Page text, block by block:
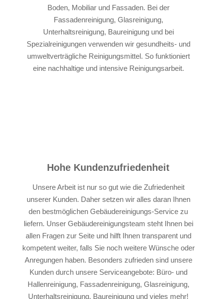
Boden, Mobiliar und Fassaden. Bei der
Fassadenreinigung, Glasreinigung,
Unterhaltsreinigung, Baureinigung und bei
Spezialreinigungen verwenden wir gesundheits- und
umweltverträgliche Reinigungsmittel. So funktioniert
eine nachhaltige und intensive Reinigungsarbeit.
Hohe Kundenzufriedenheit
Unsere Arbeit ist nur so gut wie die Zufriedenheit
unserer Kunden. Daher setzen wir alles daran Ihnen
den bestmöglichen Gebäudereinigungs-Service zu
liefern. Unser Gebäudereinigungsteam steht Ihnen bei
allen Fragen zur Seite und hilft Ihnen transparent und
kompetent weiter, falls Sie noch weitere Wünsche oder
Anregungen haben. Besonders zufrieden sind unsere
Kunden durch unsere Serviceangebote: Büro- und
Hallenreinigung, Fassadenreinigung, Glasreinigung,
Unterhaltsreinigung, Baureinigung und vieles mehr!